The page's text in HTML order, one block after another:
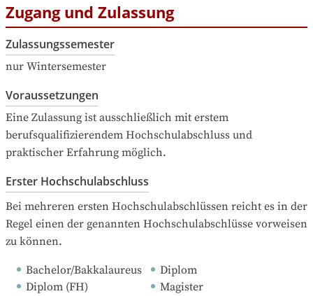
Zugang und Zulassung
Zulassungssemester
nur Wintersemester
Voraussetzungen
Eine Zulassung ist ausschließlich mit erstem
berufsqualifizierendem Hochschulabschluss und
praktischer Erfahrung möglich.
Erster Hochschulabschluss
Bei mehreren ersten Hochschulabschlüssen reicht es in der
Regel einen der genannten Hochschulabschlüsse vorweisen
zu können.
Bachelor/Bakkalaureus
Diplom
Diplom (FH)
Magister